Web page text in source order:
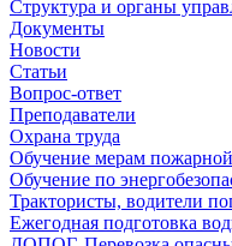
Структура и органы
Документы
Новости
Статьи
Вопрос-ответ
Преподаватели
Охрана труда
Обучение мерам пожарной
Обучение по
Трактористы, водители
Ежегодная подготовка